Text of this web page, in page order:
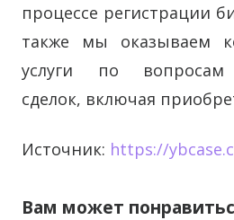
процессе регистрации
также мы оказываем
услуги по вопросам
сделок, включая
Источник: https://
Вам может